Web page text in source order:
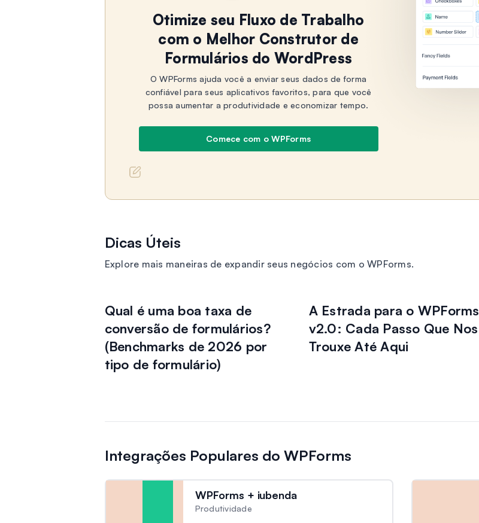
Otimize seu Fluxo de Trabalho
com o Melhor Construtor de
Formulários do WordPress
O WPForms ajuda você a enviar seus dados de forma
confiável para seus aplicativos favoritos, para que você
possa aumentar a produtividade e economizar tempo.
Comece com o WPForms
Dicas Úteis
Explore mais maneiras de expandir seus negócios com o WPForms.
Qual é uma boa taxa de
conversão de formulários?
(Benchmarks de 2026 por
tipo de formulário)
A Estrada para o WPForms
v2.0: Cada Passo Que Nos
Trouxe Até Aqui
Integrações Populares do WPForms
WPForms + iubenda
Produtividade